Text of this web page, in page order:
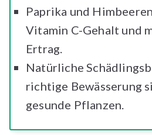
Paprika und
Vitamin C-Gehalt und
Ertrag.
Natürliche
richtige Bewässerung
gesunde Pflanzen.